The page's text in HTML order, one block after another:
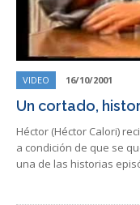
VIDEO 16/10/2001
Un cortado,
Héctor (Héctor Calori)
a condición de que se
una de las historias